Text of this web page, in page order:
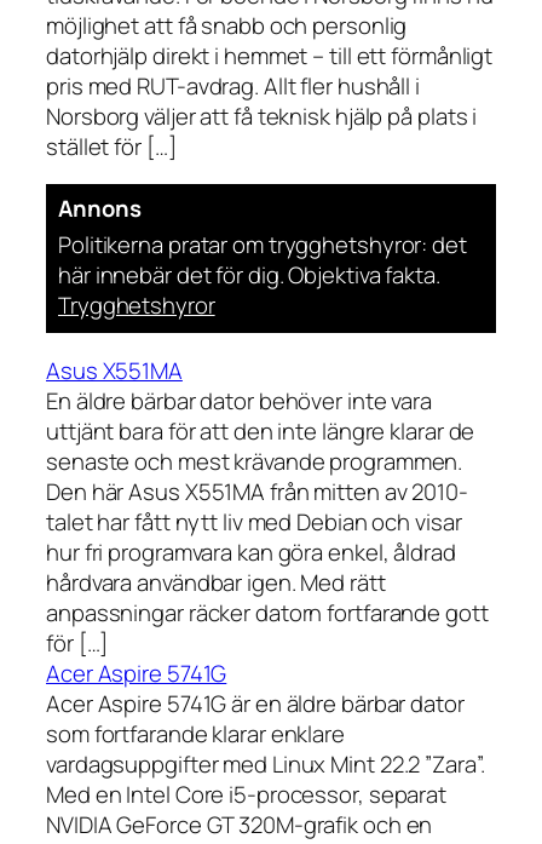
möjlighet att få snabb och personlig
datorhjälp direkt i hemmet – till ett förmånligt
pris med RUT-avdrag. Allt fler hushåll i
Norsborg väljer att få teknisk hjälp på plats i
stället för […]
Annons
Politikerna pratar om trygghetshyror: det
här innebär det för dig. Objektiva fakta.
Trygghetshyror
Asus X551MA
En äldre bärbar dator behöver inte vara
uttjänt bara för att den inte längre klarar de
senaste och mest krävande programmen.
Den här Asus X551MA från mitten av 2010-
talet har fått nytt liv med Debian och visar
hur fri programvara kan göra enkel, åldrad
hårdvara användbar igen. Med rätt
anpassningar räcker datorn fortfarande gott
för […]
Acer Aspire 5741G
Acer Aspire 5741G är en äldre bärbar dator
som fortfarande klarar enklare
vardagsuppgifter med Linux Mint 22.2 ”Zara”.
Med en Intel Core i5-processor, separat
NVIDIA GeForce GT 320M-grafik och en